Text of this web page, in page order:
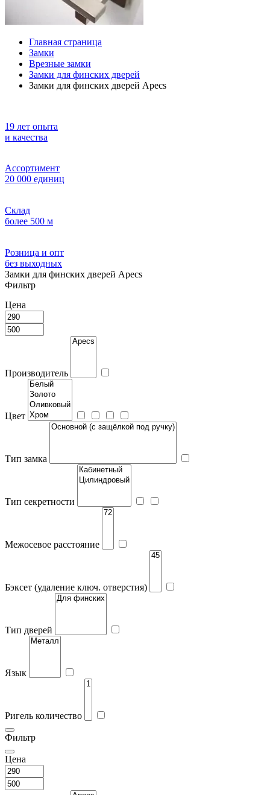
Главная страница
Замки
Врезные замки
Замки для финских дверей
Замки для финских дверей Apecs
19 лет опыта
и качества
Ассортимент
20 000 единиц
Склад
более 500 м
Розница и опт
без выходных
Замки для финских дверей Apecs
Фильтр
Цена
Производитель
Цвет
Тип замка
Тип секретности
Межосевое расстояние
Бэксет (удаление ключ. отверстия)
Тип дверей
Язык
Ригель количество
Фильтр
Цена